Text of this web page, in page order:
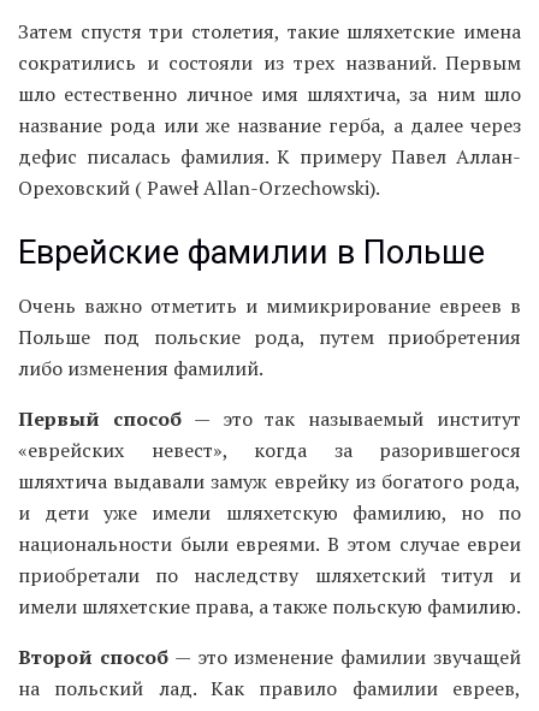
Затем спустя три столетия, такие шляхетские имена
сократились и состояли из трех названий. Первым
шло естественно личное имя шляхтича, за ним шло
название рода или же название герба, а далее через
дефис писалась фамилия. К примеру Павел Аллан-
Ореховский ( Paweł Allan-Orzechowski).
Еврейские фамилии в Польше
Очень важно отметить и мимикрирование евреев в
Польше под польские рода, путем приобретения
либо изменения фамилий.
Первый способ— это так называемый институт
«еврейских невест», когда за разорившегося
шляхтича выдавали замуж еврейку из богатого рода,
и дети уже имели шляхетскую фамилию, но по
национальности были евреями. В этом случае евреи
приобретали по наследству шляхетский титул и
имели шляхетские права, а также польскую фамилию.
Второй способ— это изменение фамилии звучащей
на польский лад. Как правило фамилии евреев,